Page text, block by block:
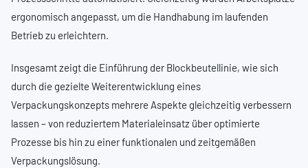
ergonomisch angepasst, um die Handhabung im laufenden
Betrieb zu erleichtern.
Insgesamt zeigt die Einführung der Blockbeutellinie, wie sich
durch die gezielte Weiterentwicklung eines
Verpackungskonzepts mehrere Aspekte gleichzeitig verbessern
lassen – von reduziertem Materialeinsatz über optimierte
Prozesse bis hin zu einer funktionalen und zeitgemäßen
Verpackungslösung.